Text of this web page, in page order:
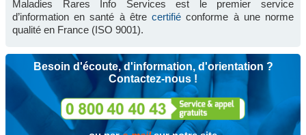
Maladies Rares Info Services est le premier service
d’information en santé à êtrecertifié conforme à une norme
qualité en France (ISO 9001).
Besoin d'écoute, d'information, d'orientation ?
Contactez-nous !